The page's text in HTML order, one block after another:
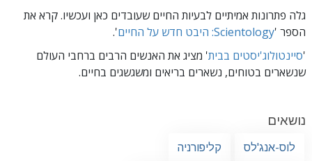
גלה פתרונות אמיתיים לבעיות החיים שעובדים כאן ועכשיו. קרא את
הספר 'Scientology: היבט חדש על החיים
'.
'סיינטולוג'יסטים בבית' מציג את האנשים הרבים ברחבי העולם
שנשארים בטוחים, נשארים בריאים ומשגשגים בחיים.
נושאים
לוס-אנג'לס קליפורניה